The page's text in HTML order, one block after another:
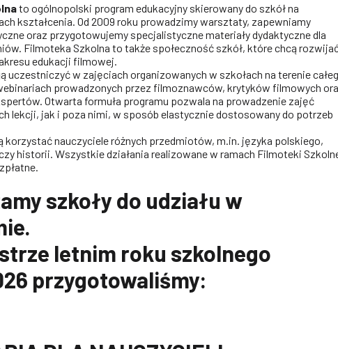
to ogólnopolski program edukacyjny skierowany do szkół na
kształcenia. Od 2009 roku prowadzimy warsztaty, zapewniamy
oraz przygotowujemy specjalistyczne materiały dydaktyczne dla
Filmoteka Szkolna to także społeczność szkół, które chcą
edukacji filmowej.
uczestniczyć w zajęciach organizowanych w szkołach na terenie
prowadzonych przez filmoznawców, krytyków filmowych
Otwarta formuła programu pozwala na prowadzenie zajęć
lekcji, jak i poza nimi, w sposób elastycznie dostosowany do potrzeb
korzystać nauczyciele różnych przedmiotów, m.in. języka polskiego,
historii. Wszystkie działania realizowane w ramach Filmoteki
szkoły do udziału w
letnim roku szkolnego
przygotowaliśmy: